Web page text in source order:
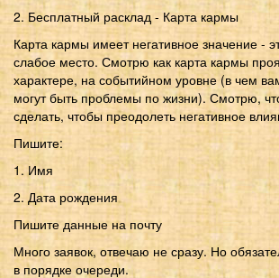
2. Бесплатный расклад - Карта кармы
Карта кармы имеет негативное значение -
слабое место. Смотрю как карта кармы
характере, на событийном уровне (в чем
могут быть проблемы по жизни). Смотрю,
сделать, чтобы преодолеть негативное
Пишите:
1. Имя
2. Дата рождения
Пишите данные на почту
Много заявок, отвечаю не сразу. Но
в порядке очереди.